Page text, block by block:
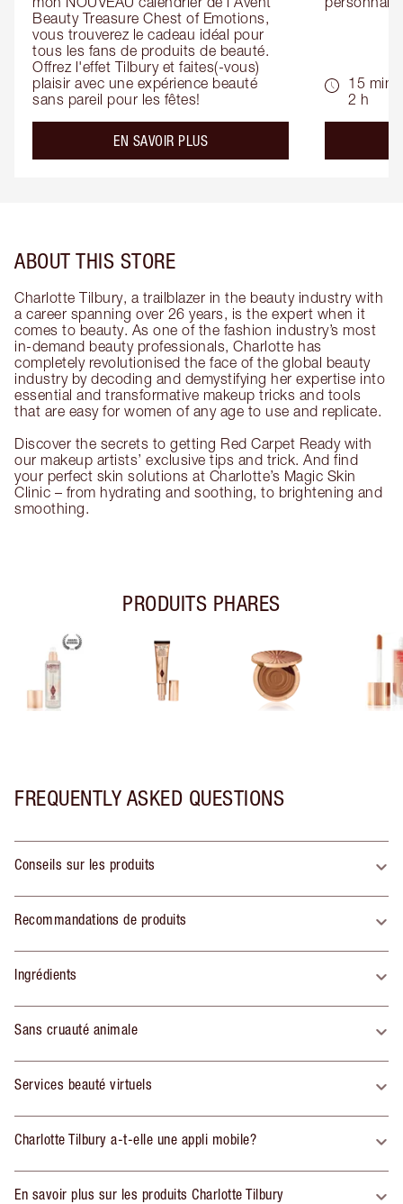
Beauty Treasure Chest of Emotions,
vous trouverez le cadeau idéal pour
tous les fans de produits de beauté.
Offrez l'effet Tilbury et faites(-vous)
plaisir avec une expérience beauté
sans pareil pour les fêtes!
EN SAVOIR PLUSabout the
15 min -
2 h
ABOUT THIS STORE
Charlotte Tilbury, a trailblazer in the beauty industry with
a career spanning over 26 years, is the expert when it
comes to beauty. As one of the fashion industry’s most
in-demand beauty professionals, Charlotte has
completely revolutionised the face of the global beauty
industry by decoding and demystifying her expertise into
essential and transformative makeup tricks and tools
that are easy for women of any age to use and replicate.
Discover the secrets to getting Red Carpet Ready with
our makeup artists’ exclusive tips and trick. And find
your perfect skin solutions at Charlotte’s Magic Skin
Clinic – from hydrating and soothing, to brightening and
smoothing.
PRODUITS PHARES
FREQUENTLY ASKED QUESTIONS
Conseils sur les produits
Recommandations de produits
Ingrédients
Sans cruauté animale
Services beauté virtuels
Charlotte Tilbury a-t-elle une appli mobile?
En savoir plus sur les produits Charlotte Tilbury